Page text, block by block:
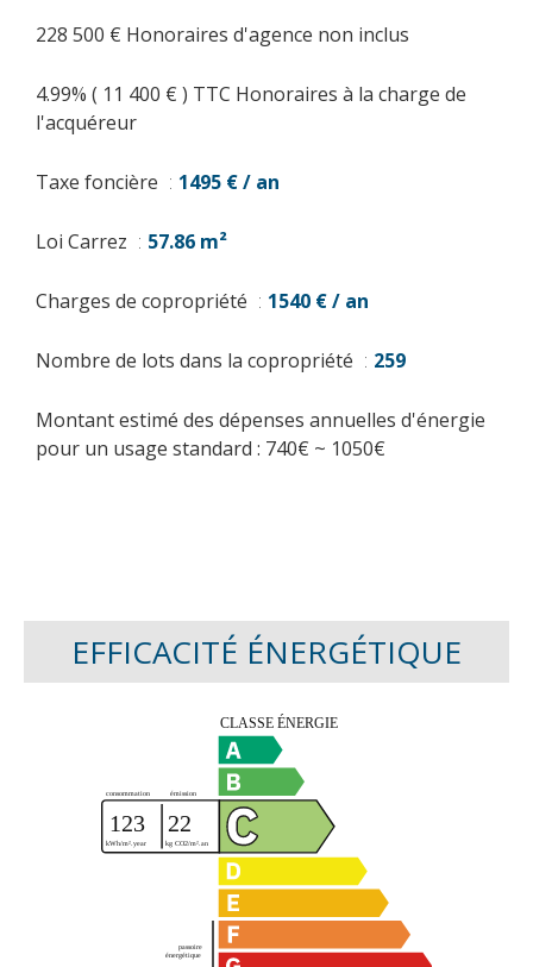
228 500 € Honoraires d'agence non inclus
4.99% ( 11 400 € ) TTC Honoraires à la charge de
l'acquéreur
Taxe foncière 1495 € / an
Loi Carrez 57.86 m²
Charges de copropriété 1540 € / an
Nombre de lots dans la copropriété 259
Montant estimé des dépenses annuelles d'énergie
pour un usage standard : 740€ ~ 1050€
EFFICACITÉ ÉNERGÉTIQUE